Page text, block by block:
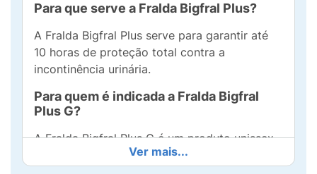
Para que serve a Fralda Bigfral Plus?
A Fralda Bigfral Plus serve para garantir até
10 horas de proteção total contra a
incontinência urinária.
Para quem é indicada a Fralda Bigfral
Plus G?
A Fralda Bigfral Plus G é um produto unissex
Ver mais...